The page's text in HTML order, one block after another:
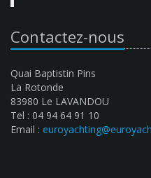
Contactez-nous
Quai Baptistin Pins
La Rotonde
83980 Le LAVANDOU
Tel : 04 94 64 91 10
Email :